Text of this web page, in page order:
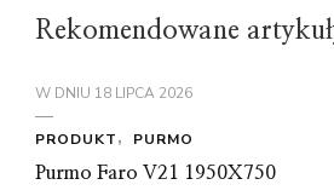
Rekomendowane
W DNIU 18 LIPCA 2026
PRODUKT
PURMO
Purmo Faro V21 1950X750